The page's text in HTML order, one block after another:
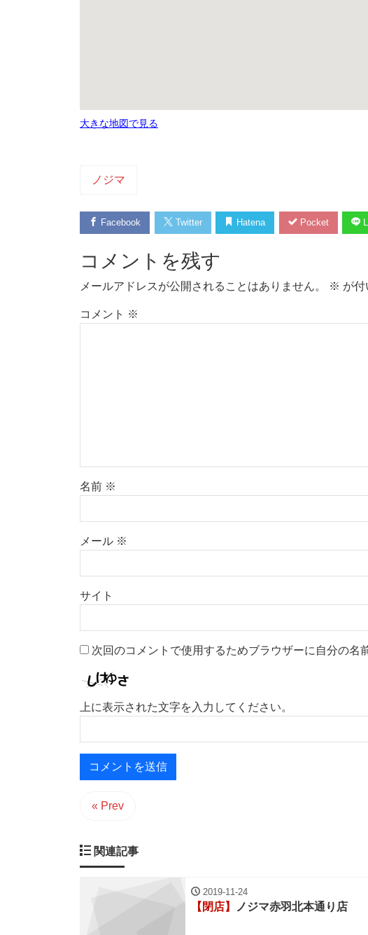
大きな地図で見る
ノジマ
Facebook Twitter Hatena Pocket
コメントを残す
メールアドレスが公開されることはありません。 ※ が付
コメント ※
名前 ※
メール ※
サイト
次回のコメントで使用するためブラウザーに自分の名
上に表示された文字を入力してください。
« Prev
関連記事
2019-11-24
【閉店】 ノジマ赤羽北本通り店